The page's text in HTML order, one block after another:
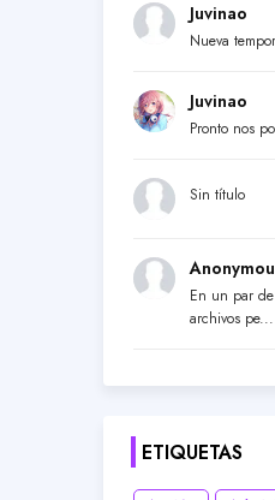
Juvinao
Nueva
Juvinao
Pronto nos
Sin título
En un par
archivos pe...
ETIQUETAS